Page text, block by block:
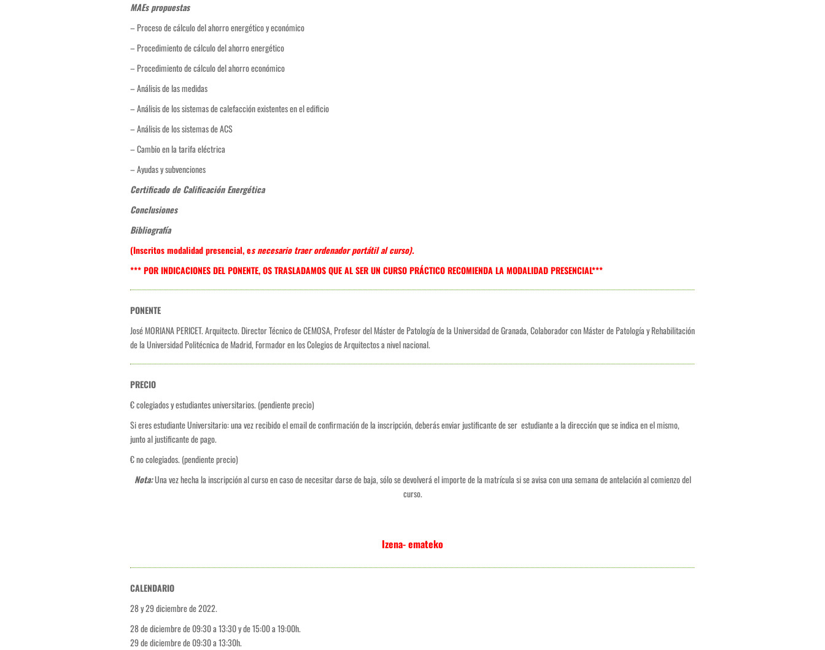
MAEs propuestas
– Proceso de cálculo del ahorro energético y económico
– Procedimiento de cálculo del ahorro energético
– Procedimiento de cálculo del ahorro económico
– Análisis de las medidas
– Análisis de los sistemas de calefacción existentes en el edificio
– Análisis de los sistemas de ACS
– Cambio en la tarifa eléctrica
– Ayudas y subvenciones
Certificado de Calificación Energética
Conclusiones
Bibliografía
(Inscritos modalidad presencial, es necesario traer ordenadorportátilal curso).
*** POR INDICACIONES DEL PONENTE, OS TRASLADAMOS QUE AL SER UN CURSO PRÁCTICO RECOMIENDA LA MODALIDAD PRESENCIAL***
PONENTE
José MORIANA PERICET. Arquitecto. Director Técnico de CEMOSA, Profesor del Máster de Patología de la Universidad de Granada, Colaborador con Máster de Patología y Rehabilitación
de la Universidad Politécnica de Madrid, Formador en los Colegios de Arquitectos a nivel nacional.
PRECIO
€ colegiados y estudiantes universitarios. (pendiente precio)
Si eres estudiante Universitario: una vez recibido el email de confirmación de la inscripción, deberás enviar justificante de ser estudiante a la dirección que se indica en el mismo,
junto al justificante de pago.
€ no colegiados. (pendiente precio)
Nota:Una vez hecha la inscripción al curso en caso de necesitar darse de baja, sólo se devolverá el importe de la matrícula si se avisa con una semana de antelación al comienzo del
curso.
Izena- emateko
CALENDARIO
28 y 29 diciembre de 2022.
28 de diciembre de 09:30 a 13:30 y de 15:00 a 19:00h.
29 de diciembre de 09:30 a 13:30h.